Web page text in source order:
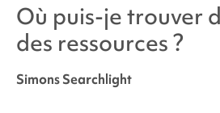
Où puis-je trouver
des ressources ?
Simons Searchlight